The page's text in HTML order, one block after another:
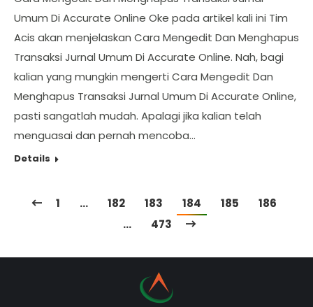
Umum Di Accurate Online Oke pada artikel kali ini Tim
Acis akan menjelaskan Cara Mengedit Dan Menghapus
Transaksi Jurnal Umum Di Accurate Online. Nah, bagi
kalian yang mungkin mengerti Cara Mengedit Dan
Menghapus Transaksi Jurnal Umum Di Accurate Online,
pasti sangatlah mudah. Apalagi jika kalian telah
menguasai dan pernah mencoba…
Details
1 … 182 183 184 185
186
…
473